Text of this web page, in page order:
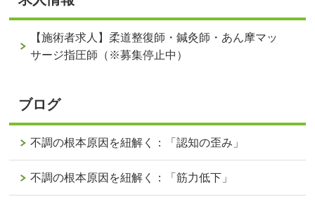
【施術者求人】柔道整復師・鍼灸師・あん摩マッ
サージ指圧師（※募集停止中）
ブログ
不調の根本原因を紐解く：「認知の歪み」
不調の根本原因を紐解く：「筋力低下」